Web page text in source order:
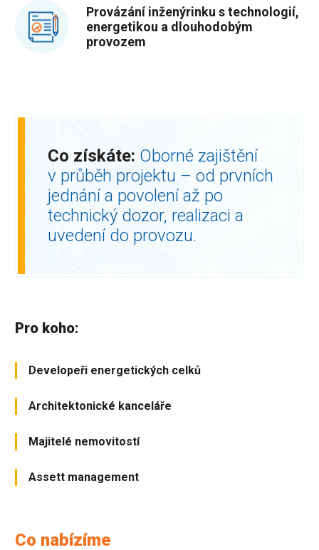
Provázání inženýrinku s technologií,
energetikou a dlouhodobým
provozem
Co získáte: Oborné zajištění
v průběh projektu – od prvních
jednání a povolení až po
technický dozor, realizaci a
uvedení do provozu.
Pro koho:
Developeři energetických celků
Architektonické kanceláře
Majitelé nemovitostí
Assett management
Co nabízíme